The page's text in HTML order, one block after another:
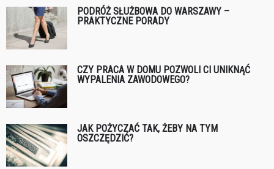
PODRÓŻ SŁUŻBOWA DO WARSZAWY –
PRAKTYCZNE PORADY
CZY PRACA W DOMU POZWOLI CI UNIKNĄĆ
WYPALENIA ZAWODOWEGO?
JAK POŻYCZAĆ TAK, ŻEBY NA TYM
OSZCZĘDZIĆ?